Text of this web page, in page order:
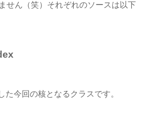
せん（笑）それぞれのソースは以下
た今回の核となるクラスです。